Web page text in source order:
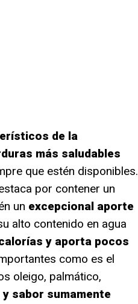
de la
más saludables
que estén disponibles.
por contener un
un excepcional aporte
alto contenido en agua
y aporta pocos
como es el
oleigo, palmático,
sabor sumamente